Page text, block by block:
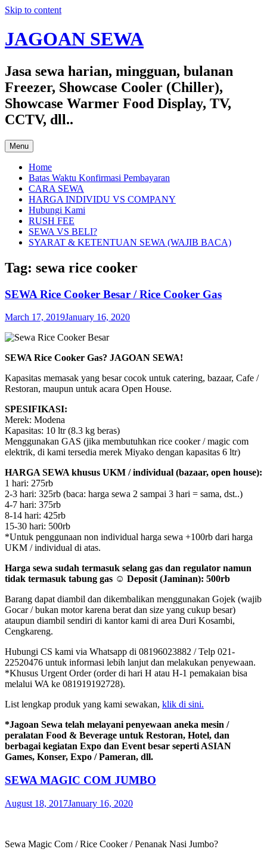
Skip to content
JAGOAN SEWA
Jasa sewa harian, mingguan, bulanan
Freezer, Showcase Cooler (Chiller),
Showcase Warmer Food Display, TV,
CCTV, dll..
Menu
Home
Batas Waktu Konfirmasi Pembayaran
CARA SEWA
HARGA INDIVIDU VS COMPANY
Hubungi Kami
RUSH FEE
SEWA VS BELI?
SYARAT & KETENTUAN SEWA (WAJIB BACA)
Tag: sewa rice cooker
SEWA Rice Cooker Besar / Rice Cooker Gas
March 17, 2019January 16, 2020
SEWA Rice Cooker Gas? JAGOAN SEWA!
Kapasitas memasak yang besar cocok untuk catering, bazaar, Cafe /
Restoran, maupun untuk acara Open House.
SPESIFIKASI:
Merek: Modena
Kapasitas: 10 ltr (8.3 kg beras)
Menggunakan GAS (jika membutuhkan rice cooker / magic com
elektrik, di kami tersedia merek Miyako dengan kapasitas 6 ltr)
HARGA SEWA khusus UKM / individual (bazaar, open house):
1 hari: 275rb
2-3 hari: 325rb (baca: harga sewa 2 sampai 3 hari = sama, dst..)
4-7 hari: 375rb
8-14 hari: 425rb
15-30 hari: 500rb
*Untuk penggunaan non individual harga sewa +100rb dari harga
UKM / individual di atas.
Harga sewa sudah termasuk selang gas dan regulator namun
tidak termasuk tabung gas ☺ Deposit (Jaminan): 500rb
Barang dapat diambil dan dikembalikan menggunakan Gojek (wajib
Gocar / bukan motor karena berat dan size yang cukup besar)
ataupun diambil sendiri di kantor kami di area Duri Kosambi,
Cengkareng.
Hubungi CS kami via Whatsapp di 08196023882 / Telp 021-
22520476 untuk informasi lebih lanjut dan melakukan penyewaan.
*Khusus Urgent Order (order di hari H atau H-1 pemakaian bisa
melalui WA ke 081919192728).
List lengkap produk yang kami sewakan, klik di sini.
*Jagoan Sewa telah melayani penyewaan aneka mesin /
peralatan Food & Beverage untuk Restoran, Hotel, dan
berbagai kegiatan Expo dan Event besar seperti ASIAN
Games, Konser, Expo / Pameran, dll.
SEWA MAGIC COM JUMBO
August 18, 2017January 16, 2020
Sewa Magic Com / Rice Cooker / Penanak Nasi Jumbo?